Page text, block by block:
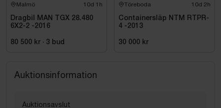
Skador under fotsteg, se bilder
Malmö 10d 1h
Dragbil MAN TGX 28.480
6X2-2 -2016
80 500 kr · 3 bud
Töreboda 10d 2h
Containersläp NTM RTPR-
4 -2013
30 000 kr
Auktionsinformation
Auktionsavslut